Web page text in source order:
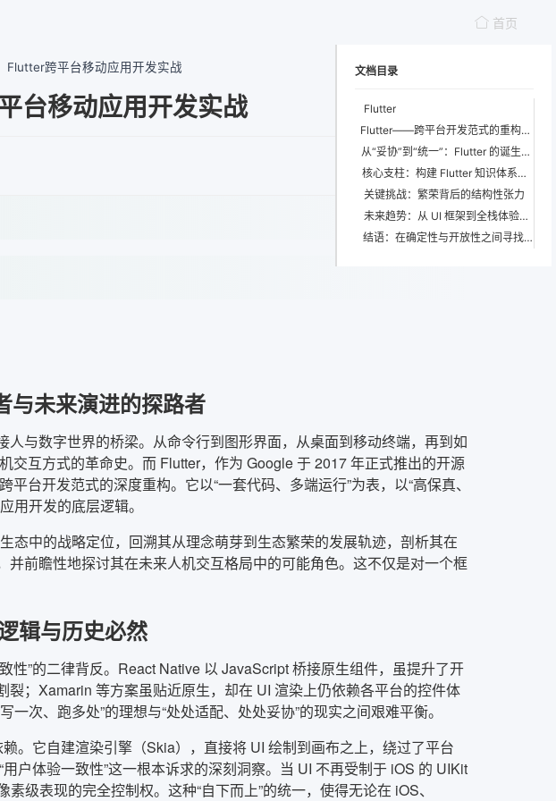
首页
Flutter跨平台移动应用开发实战
台移动应用开发实战
未来演进的探路者
与数字世界的桥梁。从命令行到图形界面，从桌面到移动终端，再到如
交互方式的革命史。而 Flutter，作为 Google 于 2017 年正式推出的开源
台开发范式的深度重构。它以“一套代码、多端运行”为表，以“高保真、
用开发的底层逻辑。
态中的战略定位，回溯其从理念萌芽到生态繁荣的发展轨迹，剖析其在
前瞻性地探讨其在未来人机交互格局中的可能角色。这不仅是对一个框
辑与历史必然
性”的二律背反。React Native 以 JavaScript 桥接原生组件，虽提升了开
；Xamarin 等方案虽贴近原生，却在 UI 渲染上仍依赖各平台的控件体
次、跑多处”的理想与“处处适配、处处妥协”的现实之间艰难平衡。
。它自建渲染引擎（Skia），直接将 UI 绘制到画布之上，绕过了平台
户体验一致性”这一根本诉求的深刻洞察。当 UI 不再受制于 iOS 的 UIKit
级表现的完全控制权。这种“自下而上”的统一，使得无论在 iOS、
文档目录
Flutter
Flutter——跨平台开发范式的重构者与未来演进的探路者
从“妥协”到“统一”：Flutter 的诞生逻辑与历史必然
核心支柱：构建 Flutter 知识体系的四大维度
关键挑战：繁荣背后的结构性张力
未来趋势：从 UI 框架到全栈体验平台
结语：在确定性与开放性之间寻找平衡